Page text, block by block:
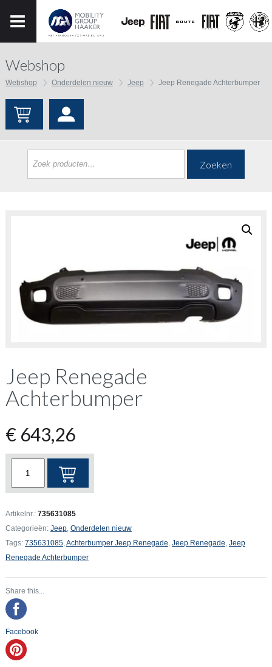
Webshop
Webshop Onderdelen nieuw Jeep Jeep Renegade Achterbumper
Zoeken
Jeep Renegade
Achterbumper
€643,26
Achterbumper
aantal
Artikelnr.: 735631085
Categorieën: Jeep, Onderdelen nieuw
Tags: 735631085,Achterbumper Jeep Renegade, Jeep Renegade, Jeep
Renegade Achterbumper
Share this...
Facebook